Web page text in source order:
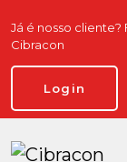
Já é nosso cliente?
Cibracon
Login